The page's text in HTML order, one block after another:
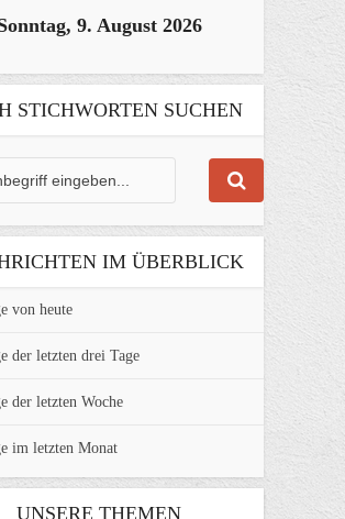
9. August 2026
STICHWORTEN SUCHEN
IM ÜBERBLICK
von heute
der letzten drei Tage
der letzten Woche
im letzten Monat
UNSERE THEMEN